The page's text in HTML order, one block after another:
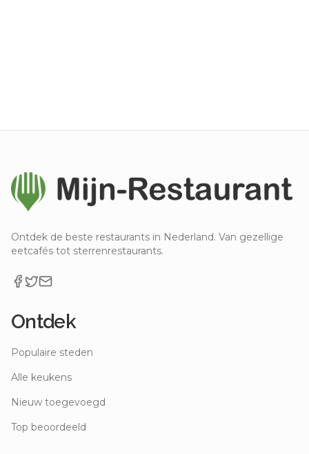
Ontdek de beste restaurants in Nederland. Van gezellige
eetcafés tot sterrenrestaurants.
Ontdek
Populaire steden
Alle keukens
Nieuw toegevoegd
Top beoordeeld